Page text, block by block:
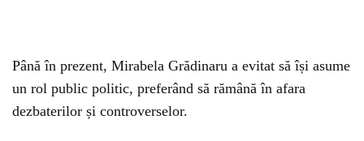
Până în prezent, Mirabela Grădinaru a evitat să își asume
un rol public politic, preferând să rămână în afara
dezbaterilor și controverselor.